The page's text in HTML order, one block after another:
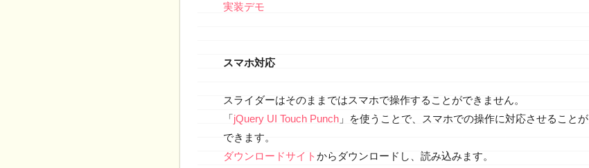
実装デモ
スマホ対応
スライダーはそのままではスマホで操作することができません。
「jQuery UI Touch Punch 」を使うことで、スマホでの操作に対応させることが
できます。
ダウンロードサイトからダウンロードし、読み込みます。